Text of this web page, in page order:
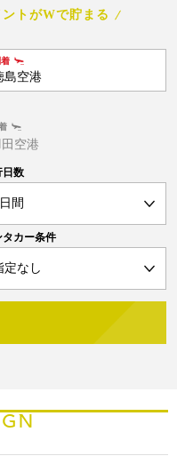
トがWで貯まる
日数
タカー条件
島空港
空港